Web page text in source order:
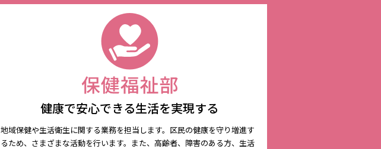
健康で安心できる生活を実現する
地域保健や生活衛生に関する業務を担当します。区民の健康を守り増進す
るため、さまざまな活動を行います。また、高齢者、障害のある方、生活